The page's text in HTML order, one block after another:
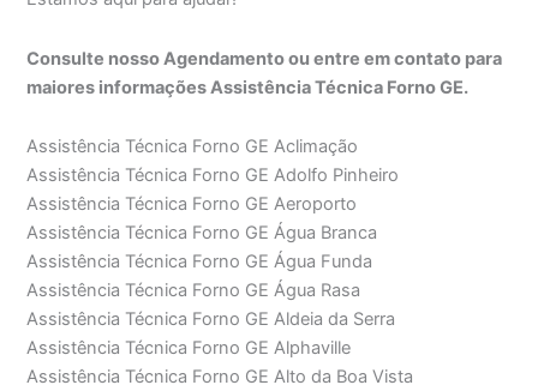
Consulte nosso Agendamento ou entre em contato para
maiores informações Assistência Técnica Forno GE.
Assistência Técnica Forno GE Aclimação
Assistência Técnica Forno GE Adolfo Pinheiro
Assistência Técnica Forno GE Aeroporto
Assistência Técnica Forno GE Água Branca
Assistência Técnica Forno GE Água Funda
Assistência Técnica Forno GE Água Rasa
Assistência Técnica Forno GE Aldeia da Serra
Assistência Técnica Forno GE Alphaville
Assistência Técnica Forno GE Alto da Boa Vista